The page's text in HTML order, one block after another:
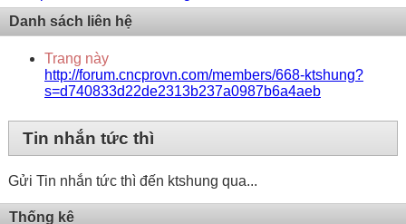
Danh sách liên hệ
Trang này
http://forum.cncprovn.com/members/668-ktshung?
s=d740833d22de2313b237a0987b6a4aeb
Tin nhắn tức thì
Gửi Tin nhắn tức thì đến ktshung qua...
Thống kê